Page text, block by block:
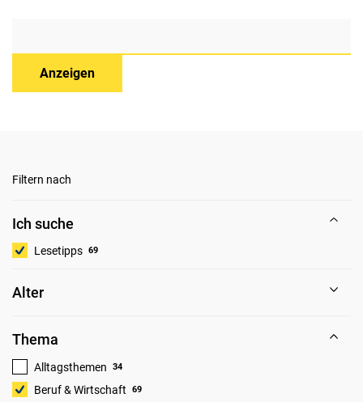
Anzeigen
Filtern nach
Ich suche
Lesetipps 69
Alter
Thema
Alltagsthemen 34
Beruf & Wirtschaft 69